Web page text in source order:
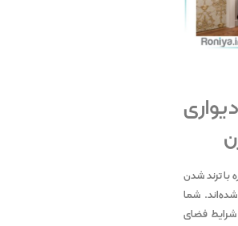
با ترند شدن
شما
شرایط فضای